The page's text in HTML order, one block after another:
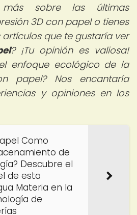
sobre las últimas
3D con papel o tienes
que te gustaría ver
? ¡Tu opinión es valiosa!
enfoque ecológico de la
papel? Nos encantaría
y opiniones en los
Como
de
Descubre el
de esta
Materia en la
de